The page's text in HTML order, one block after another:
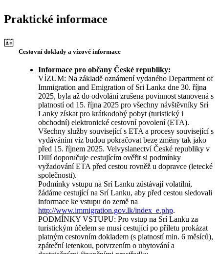
Praktické informace
Cestovní doklady a vízové informace
Informace pro občany České republiky:
VÍZUM: Na základě oznámení vydaného Department of
Immigration and Emigration of Sri Lanka dne 30. října
2025, byla až do odvolání zrušena povinnost stanovená s
platností od 15. října 2025 pro všechny návštěvníky Srí
Lanky získat pro krátkodobý pobyt (turistický i
obchodní) elektronické cestovní povolení (ETA).
Všechny služby související s ETA a procesy související s
vydáváním víz budou pokračovat beze změny tak jako
před 15. říjnem 2025. Velvyslanectví České republiky v
Dillí doporučuje cestujícím ověřit si podmínky
vyžadování ETA před cestou rovněž u dopravce (letecké
společnosti).
Podmínky vstupu na Srí Lanku zůstávají volatilní,
žádáme cestující na Srí Lanku, aby před cestou sledovali
informace ke vstupu do země na
http://www.immigration.gov.lk/index_e.php.
PODMÍNKY VSTUPU: Pro vstup na Srí Lanku za
turistickým účelem se musí cestující po příletu prokázat
platným cestovním dokladem (s platností min. 6 měsíců),
zpáteční letenkou, potvrzením o ubytování a